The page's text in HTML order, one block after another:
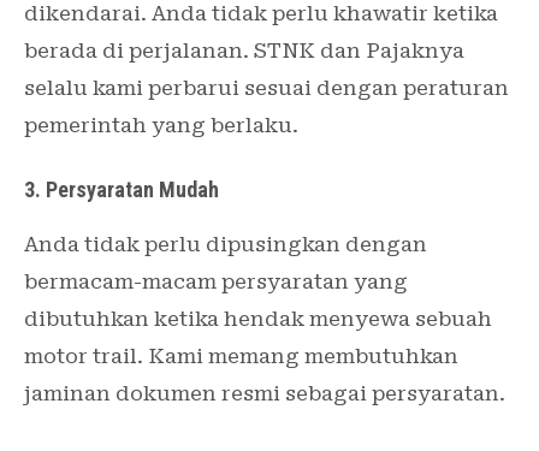
dikendarai. Anda tidak perlu khawatir ketika
berada di perjalanan. STNK dan Pajaknya
selalu kami perbarui sesuai dengan peraturan
pemerintah yang berlaku.
3. Persyaratan Mudah
Anda tidak perlu dipusingkan dengan
bermacam-macam persyaratan yang
dibutuhkan ketika hendak menyewa sebuah
motor trail. Kami memang membutuhkan
jaminan dokumen resmi sebagai persyaratan.